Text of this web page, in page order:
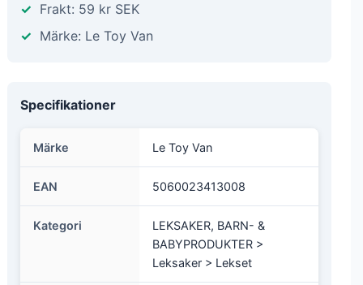
Frakt: 59 kr SEK
Märke: Le Toy Van
Specifikationer
Märke Le Toy Van
EAN 5060023413008
Kategori
LEKSAKER, BARN- &
BABYPRODUKTER >
Leksaker > Lekset